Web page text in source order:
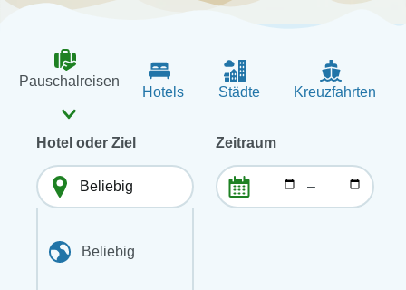
Pauschalreisen
Hotels Städte Kreuzfahrten
Hotel oder Ziel
Beliebig
Zeitraum
–